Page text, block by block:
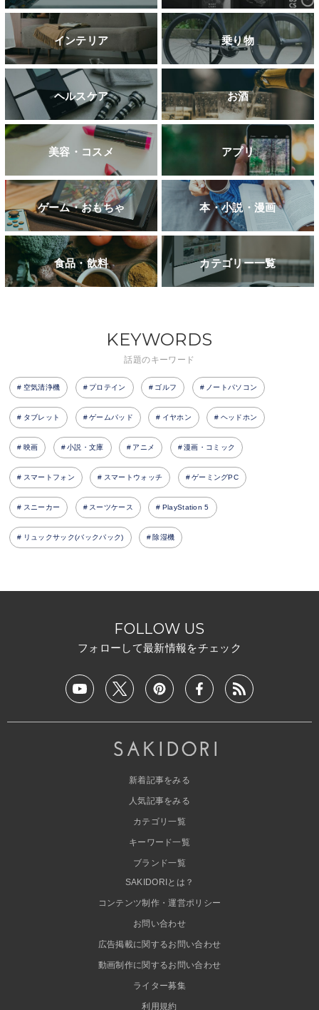
インテリア 乗り物
ヘルスケア お酒
美容・コスメ アプリ
ゲーム・おもちゃ 本・小説・漫画
食品・飲料 カテゴリー一覧
KEYWORDS
話題のキーワード
空気清浄機 プロテイン ゴルフ ノートパソコン
タブレット ゲームパッド イヤホン ヘッドホン
映画 小説・文庫 アニメ 漫画・コミック
スマートフォン スマートウォッチ ゲーミングPC
スニーカー スーツケース PlayStation 5
リュックサック(バックパック) 除湿機
FOLLOW US
フォローして最新情報をチェック
新着記事をみる
人気記事をみる
カテゴリ一覧
キーワード一覧
ブランド一覧
SAKIDORIとは？
コンテンツ制作・運営ポリシー
お問い合わせ
広告掲載に関するお問い合わせ
動画制作に関するお問い合わせ
ライター募集
利用規約